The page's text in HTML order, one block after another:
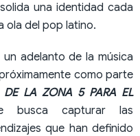
una identidad cada
ola del pop latino.
adelanto de la música
como parte
DE LA ZONA 5 PARA EL
busca capturar las
que han definido